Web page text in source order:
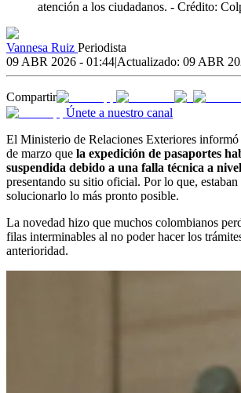
atención a los ciudadanos. - Crédito:
Vannesa Ruiz Periodista
09 ABR 2026 - 01:44|Actualizado: 09 ABR
Compartir
Únete a nuestro canal
El Ministerio de Relaciones Exteriores informó
de marzo que la expedición de pasaportes
suspendida debido a una falla técnica a
presentando su sitio oficial. Por lo que, estaban
solucionarlo lo más pronto posible.
La novedad hizo que muchos colombianos
filas interminables al no poder hacer los
anterioridad.